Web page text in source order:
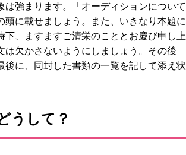
強まります。「オーディションについて
に載せましょう。また、いきなり本題に
、ますますご清栄のこととお慶び申し上
欠かさないようにしましょう。その後
に、同封した書類の一覧を記して添え状
うして？